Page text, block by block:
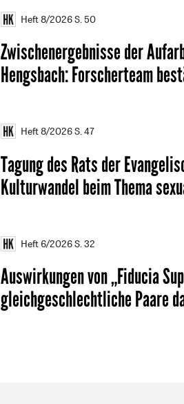
Heft 8/2026S. 50
Zwischenergebnisse der
Hengsbach:Forscherteam
Heft 8/2026S. 47
Tagung des Rats der
Kulturwandel beim Thema
Heft 6/2026S. 32
Auswirkungen von „Fiducia
gleichgeschlechtliche Paare